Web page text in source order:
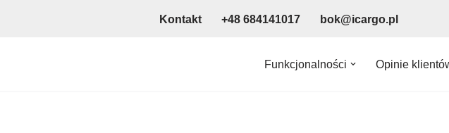
Kontakt +48 684141017 bok@icargo.pl
Funkcjonalności Opinie